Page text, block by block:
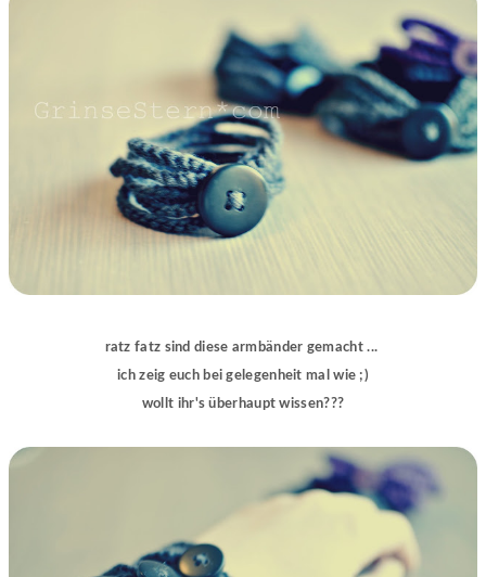
ratz fatz sind diese armbänder gemacht ...
ich zeig euch bei gelegenheit mal wie ;)
wollt ihr's überhaupt wissen???